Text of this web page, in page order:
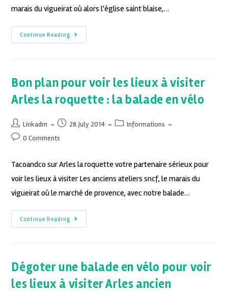
marais du vigueirat où alors l'église saint blaise,…
Continue Reading
Bon plan pour voir les lieux à visiter
Arles la roquette : la balade en vélo
Linkadm 28 July 2014
Informations
0 Comments
Tacoandco sur Arles la roquette votre partenaire sérieux pour
voir les lieux à visiter Les anciens ateliers sncf, le marais du
vigueirat où le marché de provence, avec notre balade…
Continue Reading
Dégoter une balade en vélo pour voir
les lieux à visiter Arles ancien